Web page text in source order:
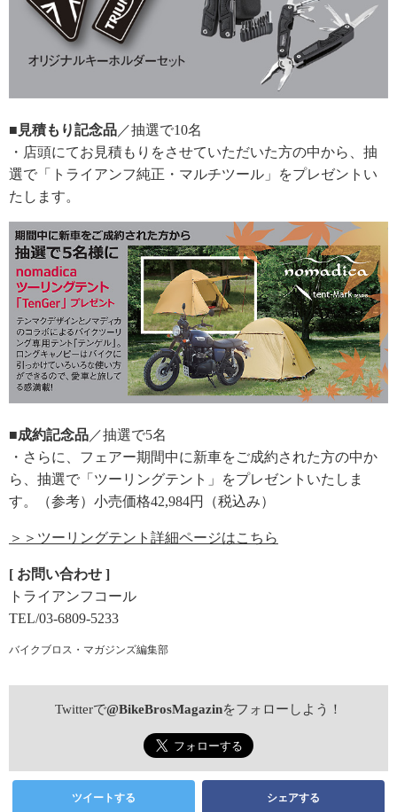
■見積もり記念品 ／抽選で10名
・店頭にてお見積もりをさせていただいた方の中から、抽
選で「トライアンフ純正・マルチツール」をプレゼントい
たします。
■成約記念品 ／抽選で5名
・さらに、フェアー期間中に新車をご成約された方の中か
ら、抽選で「ツーリングテント」をプレゼントいたしま
す。（参考）小売価格42,984円（税込み）
＞＞ツーリングテント詳細ページはこちら
[ お問い合わせ ]
トライアンフコール
TEL/03-6809-5233
バイクブロス・マガジンズ編集部
Twitterで@BikeBrosMagazinをフォローしよう！
ツイートする シェアする